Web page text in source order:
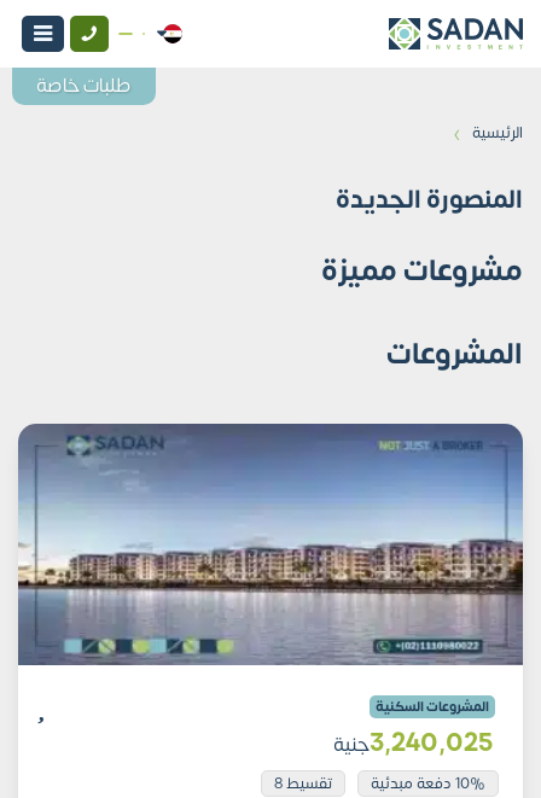
الرئيسية ›
المنصورة الجديدة
مشروعات مميزة
المشروعات
المشروعات السكنية
3٬240٬025جنية
10% دفعة مبدئية تقسيط 8
طلبات خاصة